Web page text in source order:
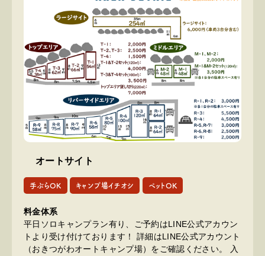
オートサイト
手ぶらOK キャンプ場イチオシ ペットOK
料金体系
平日ソロキャンプラン有り、ご予約はLINE公式アカウン
トより受け付けております！ 詳細はLINE公式アカウント
（おきつがわオートキャンプ場）をご確認ください。 入